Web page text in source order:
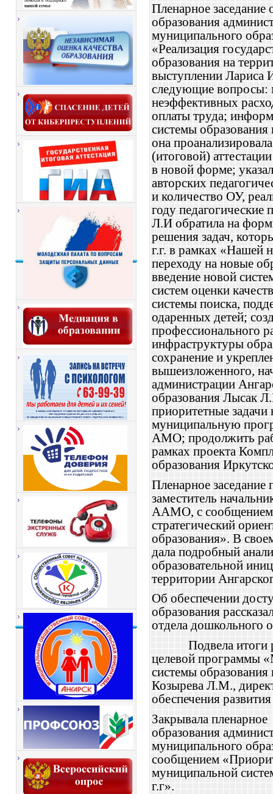
Пленарное заседание
образования
муниципального
«Реализация
образования на
выступлении Лариса
следующие вопросы:
неэффективных
оплаты труда; и
системы
она
(итоговой)
в новой форме;
авторских
и количество ОУ,
году
Л.И обратила на ф
решения задач,
г.г. в рамках «Нашей
переходу на новые
введение новой
систем оценки
системы поиска,
одаренных детей;
профессионального
инфраструктуры
сохранение и
вышеизложенного,
администрации
образования Лысак
приоритетные задачи
муниципальную
АМО; продолжить
рамках проекта
образования
Пленарное заседание
заместитель
ААМО, с
стратегический
образования». В
дала подробный
образовательной
территории
Об обеспечении
образования
отдела
Подвела итоги
целевой программы
системы
Козырева Л.М.,
обеспечения
Закрывала пленарное
образования
муниципального
сообщением «
муниципальной
г.г».